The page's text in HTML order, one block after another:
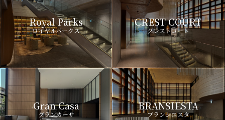
Royal Parks
ロイヤルパークス
CREST COURT
クレストコート
Gran Casa
グランカーサ
BRANSIESTA
ブランシエスタ